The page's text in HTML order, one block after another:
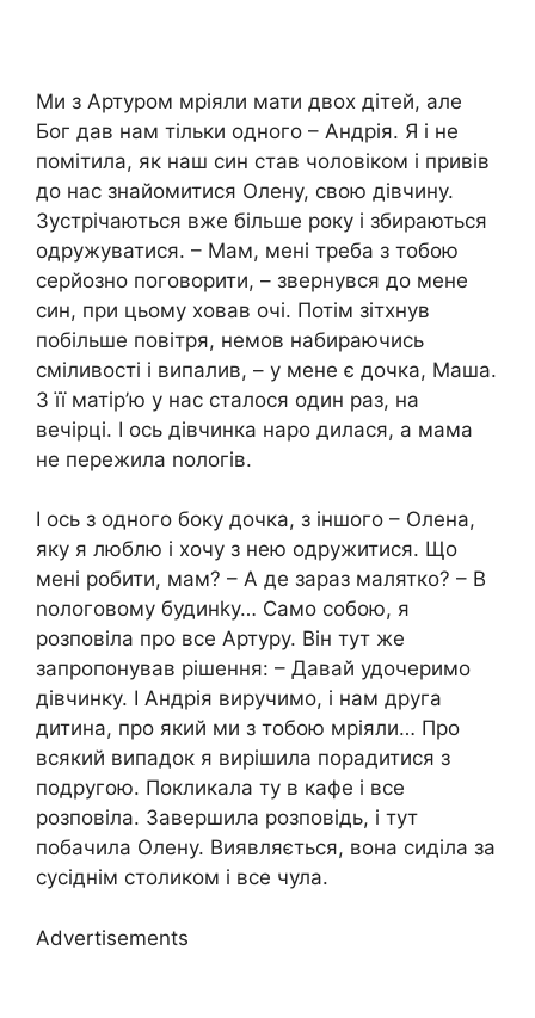
Ми з Артуром мріяли мати двох дітей, але
Бог дав нам тільки одного – Андрія. Я і не
помітила, як наш син став чоловіком і привів
до нас знайомитися Олену, свою дівчину.
Зустрічаються вже більше року і збираються
одружуватися. – Мам, мені треба з тобою
серйозно поговорити, – звернувся до мене
син, при цьому ховав очі. Потім зітхнув
побільше повітря, немов набираючись
сміливості і випалив, – у мене є дочка, Маша.
З її матір’ю у нас сталося один раз, на
вечірці. І ось дівчинка наро дилася, а мама
не пережила nологів.
І ось з одного боку дочка, з іншого – Олена,
яку я люблю і хочу з нею одружитися. Що
мені робити, мам? – А де зараз малятко? – В
nологовому будинkу… Само собою, я
розповіла про все Артуру. Він тут же
запропонував рішення: – Давай удочеримо
дівчинку. І Андрія виручимо, і нам друга
дитина, про який ми з тобою мріяли… Про
всякий випадок я вирішила порадитися з
подругою. Покликала ту в кафе і все
розповіла. Завершила розповідь, і тут
побачила Олену. Виявляється, вона сиділа за
сусіднім столиком і все чула.
Advertisements